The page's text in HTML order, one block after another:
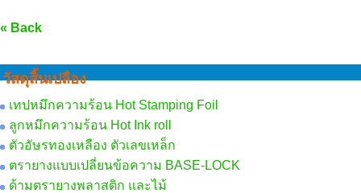
« Back
วัสดุสิ้นเปลือง
เทปหมึกความร้อน Hot Stamping Foil
ลูกหมึกความร้อน Hot Ink roll
ตัวอัษรทองเหลือง ตัวเลขเหล็ก
ตรายางแบบเปลี่ยนข้อความ BASE-LOCK
ด้ามตรายางพลาสติก และไม้